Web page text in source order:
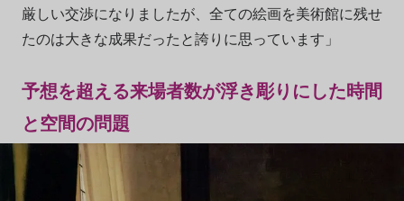
厳しい交渉になりましたが、全ての絵画を美術館に残せ
たのは大きな成果だったと誇りに思っています」
予想を超える来場者数が浮き彫りにした時間
と空間の問題